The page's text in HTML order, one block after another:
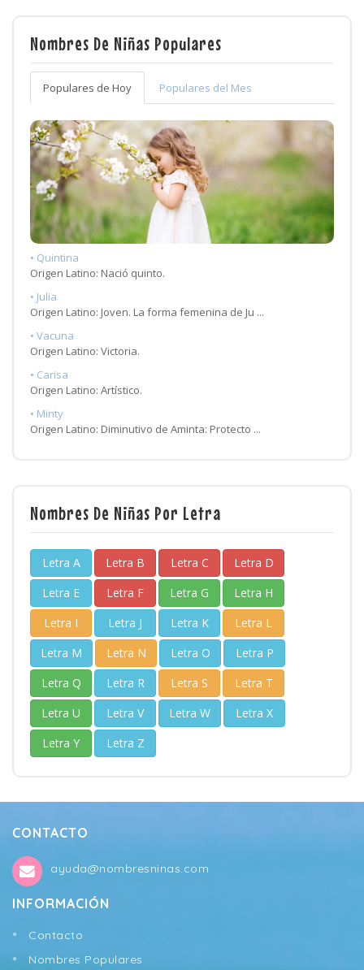
Nombres De Niñas Populares
Populares de Hoy Populares del Mes
• Quintina
Origen Latino: Nació quinto.
• Julia
Origen Latino: Joven. La forma femenina de Ju ...
• Vacuna
Origen Latino: Victoria.
• Carisa
Origen Latino: Artístico.
• Minty
Origen Latino: Diminutivo de Aminta: Protecto ...
Nombres De Niñas Por Letra
Letra A Letra B Letra C
Letra D
Letra E
Letra F Letra G
Letra H
Letra I
Letra J Letra K
Letra L
Letra M
Letra N Letra O
Letra P
Letra Q
Letra R Letra S
Letra T
Letra U
Letra V Letra W
Letra X
Letra Y
Letra Z
CONTACTO
ayuda@nombresninas.com
INFORMACIÓN
Contacto
Nombres Populares